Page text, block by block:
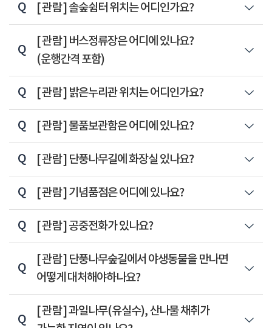
Q
[ 관람 ] 솔숲쉼터 위치는 어디인가요?
Q
[ 관람 ] 버스정류장은 어디에 있나요?
(운행간격 포함)
Q
[ 관람 ] 밝은누리관 위치는 어디인가요?
Q
[ 관람 ] 물품보관함은 어디에 있나요?
Q
[ 관람 ] 단풍나무길에 화장실 있나요?
Q
[ 관람 ] 기념품점은 어디에 있나요?
Q
[ 관람 ] 공중전화가 있나요?
Q
[ 관람 ] 단풍나무숲길에서 야생동물을 만나면
어떻게 대처해야하나요?
Q
[ 관람 ] 과일나무(유실수), 산나물 채취가